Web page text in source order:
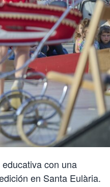
con una
en Santa Eulària.